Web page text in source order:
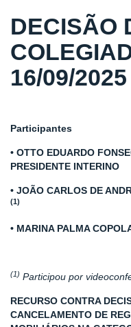
DECISÃO
16/09/2025
Participantes
• OTTO EDUARDO
PRESIDENTE INTERINO
• JOÃO CARLOS DE
(1)
• MARINA PALMA
(1) Participou por
RECURSO CONTRA
CANCELAMENTO DE